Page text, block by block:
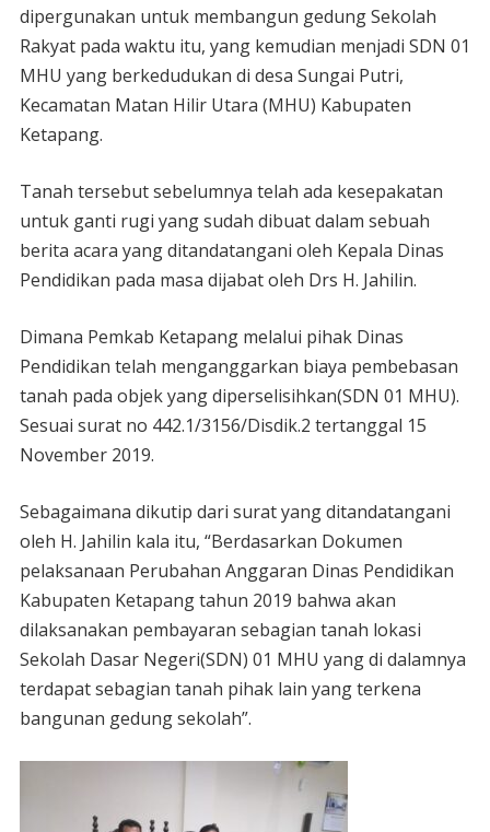
dipergunakan untuk membangun gedung Sekolah
Rakyat pada waktu itu, yang kemudian menjadi SDN 01
MHU yang berkedudukan di desa Sungai Putri,
Kecamatan Matan Hilir Utara (MHU) Kabupaten
Ketapang.
Tanah tersebut sebelumnya telah ada kesepakatan
untuk ganti rugi yang sudah dibuat dalam sebuah
berita acara yang ditandatangani oleh Kepala Dinas
Pendidikan pada masa dijabat oleh Drs H. Jahilin.
Dimana Pemkab Ketapang melalui pihak Dinas
Pendidikan telah menganggarkan biaya pembebasan
tanah pada objek yang diperselisihkan(SDN 01 MHU).
Sesuai surat no 442.1/3156/Disdik.2 tertanggal 15
November 2019.
Sebagaimana dikutip dari surat yang ditandatangani
oleh H. Jahilin kala itu, “Berdasarkan Dokumen
pelaksanaan Perubahan Anggaran Dinas Pendidikan
Kabupaten Ketapang tahun 2019 bahwa akan
dilaksanakan pembayaran sebagian tanah lokasi
Sekolah Dasar Negeri(SDN) 01 MHU yang di dalamnya
terdapat sebagian tanah pihak lain yang terkena
bangunan gedung sekolah”.